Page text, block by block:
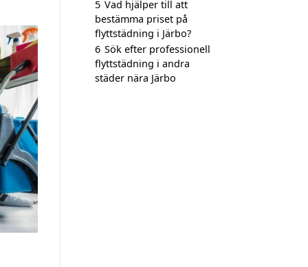
5 Vad hjälper till att
bestämma priset på
flyttstädning i Järbo?
6 Sök efter professionell
flyttstädning i andra
städer nära Järbo